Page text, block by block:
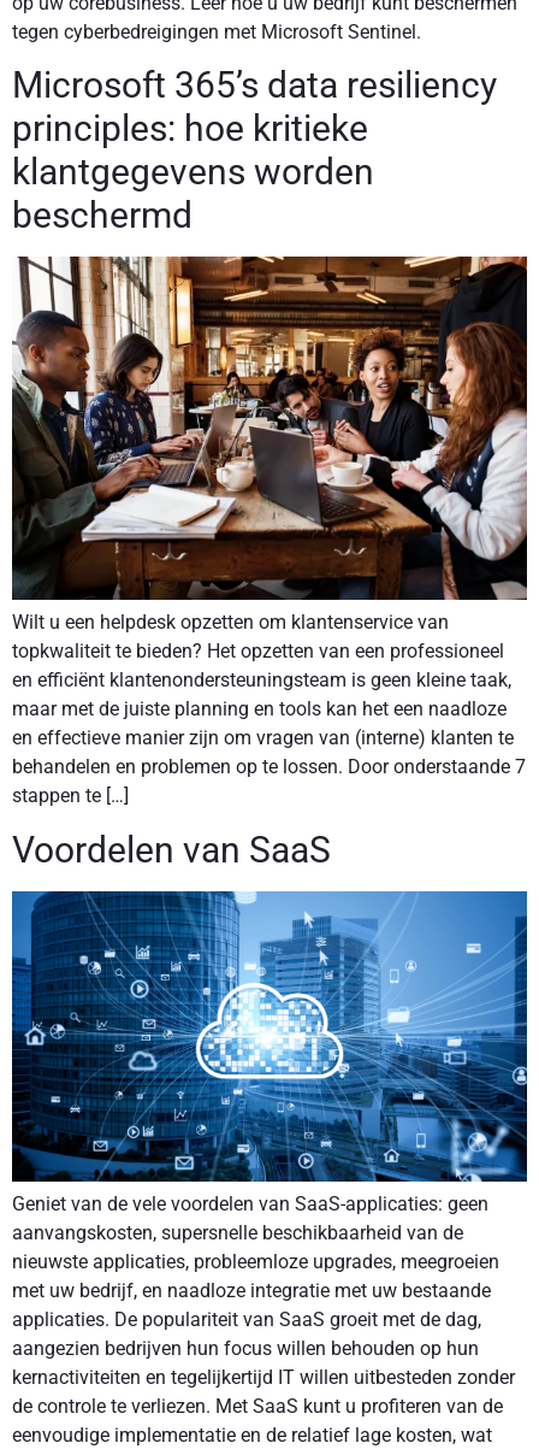
tegen cyberbedreigingen met Microsoft Sentinel.
Microsoft 365’s data resiliency
principles: hoe kritieke
klantgegevens worden
beschermd
Wilt u een helpdesk opzetten om klantenservice van
topkwaliteit te bieden? Het opzetten van een professioneel
en efficiënt klantenondersteuningsteam is geen kleine taak,
maar met de juiste planning en tools kan het een naadloze
en effectieve manier zijn om vragen van (interne) klanten te
behandelen en problemen op te lossen. Door onderstaande 7
stappen te […]
Voordelen van SaaS
Geniet van de vele voordelen van SaaS-applicaties: geen
aanvangskosten, supersnelle beschikbaarheid van de
nieuwste applicaties, probleemloze upgrades, meegroeien
met uw bedrijf, en naadloze integratie met uw bestaande
applicaties. De populariteit van SaaS groeit met de dag,
aangezien bedrijven hun focus willen behouden op hun
kernactiviteiten en tegelijkertijd IT willen uitbesteden zonder
de controle te verliezen. Met SaaS kunt u profiteren van de
eenvoudige implementatie en de relatief lage kosten, wat